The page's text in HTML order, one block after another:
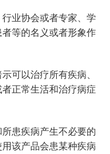
行业协会或者专家、学
等的名义或者形象作
可以治疗所有疾病、
正常生活和治疗病症
所患疾病产生不必要的
该产品会患某种疾病